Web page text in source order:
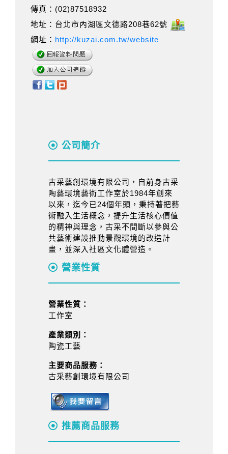
傳真：(02)87518932
地址：台北市內湖區文德路208巷62號
網址： http://kuzai.com.tw/website
公司簡介
古采藝創環境有限公司，自前身古采
陶藝環境藝術工作室於1984年創來
以來，迄今已24個年頭，秉持著把藝
術融入生活概念，提升生活核心價值
的精神與理念，古采不間斷以參與公
共藝術建設推動景觀環境的改造計
畫，並深入社區文化體營造。
營業性質
營業性質：
工作室
產業類別：
陶瓷工藝
主要商品服務：
古采藝創環境有限公司
推薦商品服務